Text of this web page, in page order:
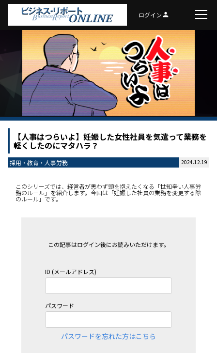
ログインperson
【人事はつらいよ】妊娠した女性社員を気遣って業務を
軽くしたのにマタハラ？
採用・教育・人事労務 2024.12.19
このシリーズでは、経営者が思わず頭を抱えたくなる「世知辛い人事労
務のルール」を紹介します。今回は「妊娠した社員の業務を変更する際
のルール」です。
この記事はログイン後にお読みいただけます。
ID (メールアドレス)
パスワード
パスワードを忘れた方はこちら